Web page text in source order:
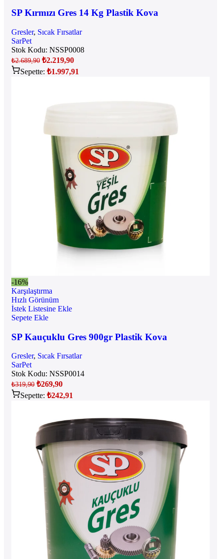
SP Kırmızı Gres 14 Kg Plastik Kova
Gresler, Sıcak Fırsatlar
SarPet
Stok Kodu: NSSP0008
₺2.689,90 ₺2.219,90
Sepette: ₺1.997,91
-16%
Karşılaştırma
Hızlı Görünüm
İstek Listesine Ekle
Sepete Ekle
SP Kauçuklu Gres 900gr Plastik Kova
Gresler, Sıcak Fırsatlar
SarPet
Stok Kodu: NSSP0014
₺319,90 ₺269,90
Sepette: ₺242,91